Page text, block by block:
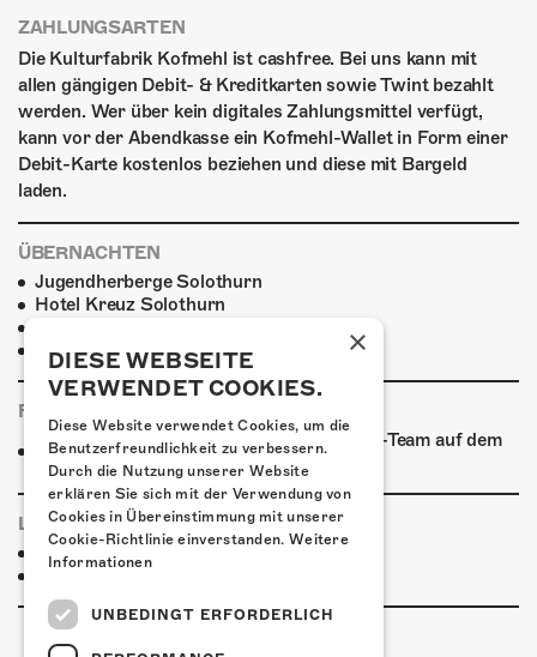
ZAHLUNGSARTEN
Die Kulturfabrik Kofmehl ist cashfree. Bei uns kann mit
allen gängigen Debit- & Kreditkarten sowie Twint bezahlt
werden. Wer über kein digitales Zahlungsmittel verfügt,
kann vor der Abendkasse ein Kofmehl-Wallet in Form einer
Debit-Karte kostenlos beziehen und diese mit Bargeld
laden.
ÜBERNACHTEN
Jugendherberge Solothurn
Hotel Kreuz Solothurn
Weitere Unterkünfte
FOODTRUCK
Ab 18:30 Uhr verpflegt euch das Kofmehl-Team auf dem
Vorplatz aus dem Foodtruck!
LINKS & PARTNER
Facebook-Event
×
DIESE WEBSEITE
VERWENDET COOKIES.
Diese Website verwendet Cookies, um die
Benutzerfreundlichkeit zu verbessern.
Durch die Nutzung unserer Website
erklären Sie sich mit der Verwendung von
Cookies in Übereinstimmung mit unserer
Cookie-Richtlinie einverstanden. Weitere
Informationen
UNBEDINGT ERFORDERLICH